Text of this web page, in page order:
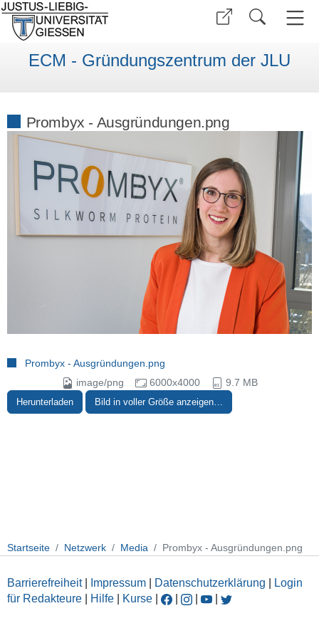
ECM - Gründungszentrum der JLU
Prombyx - Ausgründungen.png
Prombyx - Ausgründungen.png
image/png
6000x4000 9.7 MB
Herunterladen Bild in voller Größe anzeigen…
Startseite Netzwerk Media Prombyx - Ausgründungen.png
Barrierefreiheit| Impressum Datenschutzerklärung
Login
für Redakteure
Hilfe Kurse